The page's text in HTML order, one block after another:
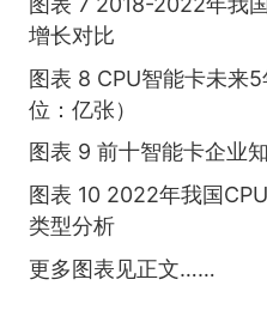
增长对比
图表 8 CPU智能卡未来
位：亿张）
图表 9 前十智能卡企业
图表 10 2022年我国
类型分析
更多图表见正文……